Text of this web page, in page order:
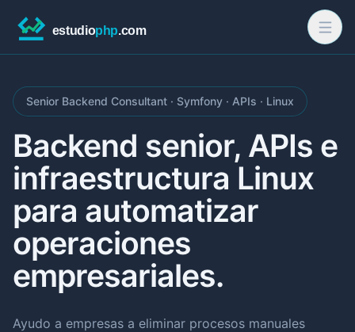
Senior Backend Consultant · Symfony · APIs · Linux
Backend senior, APIs e
infraestructura Linux
para automatizar
operaciones
empresariales.
Ayudo a empresas a eliminar procesos manuales